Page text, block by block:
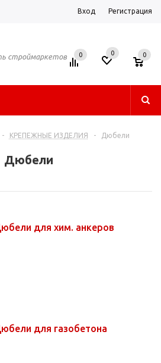
Вход Регистрация
строймаркетов 0 0 0
- КРЕПЕЖНЫЕ ИЗДЕЛИЯ - Дюбели
Дюбели
для хим. анкеров
для газобетона